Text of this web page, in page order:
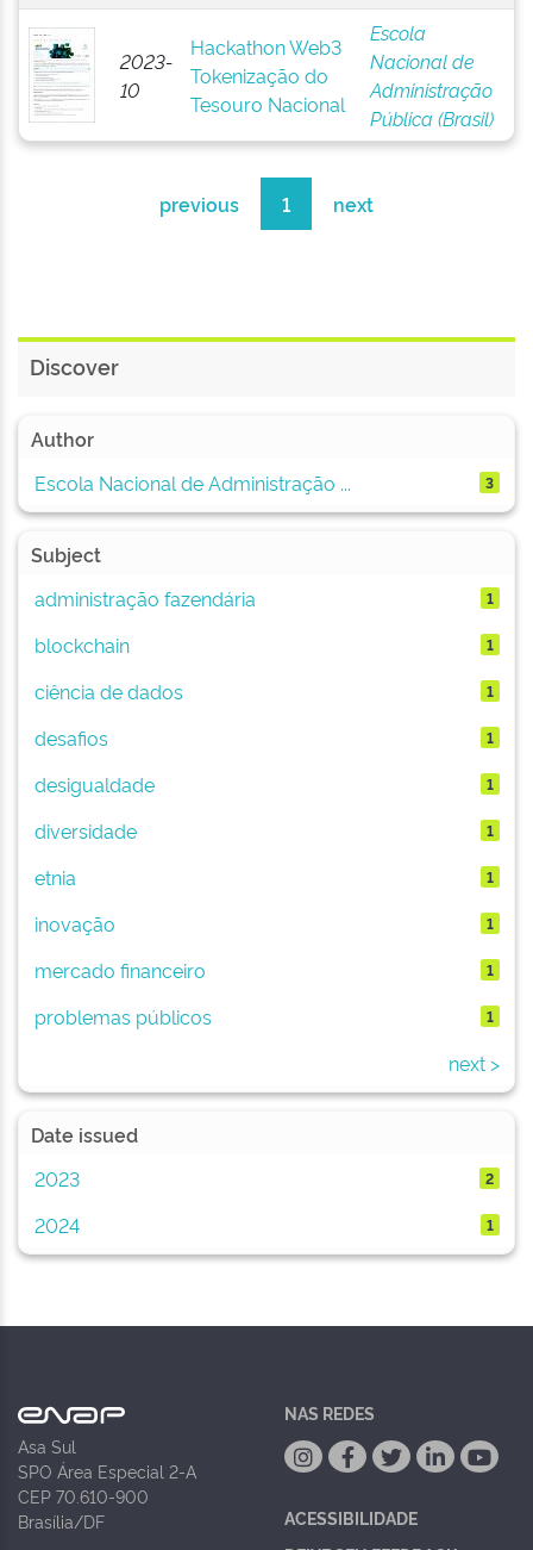
2023-
10
Hackathon Web3
Tokenização do
Tesouro Nacional
Escola
Nacional de
Administração
Pública (Brasil)
previous 1 next
Discover
Author
Escola Nacional de Administração ...
3
Subject
administração fazendária
1
blockchain 1
ciência de dados 1
desafios 1
desigualdade 1
diversidade 1
etnia 1
inovação 1
mercado financeiro 1
problemas públicos 1
next >
Date issued
2023
2
2024 1
Asa Sul
SPO Área Especial 2-A
CEP 70.610-900
Brasília/DF
NAS REDES
ACESSIBILIDADE